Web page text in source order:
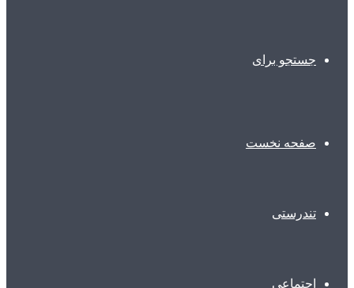
جستجو برای
صفحه نخست
تندرستی
اجتماعی